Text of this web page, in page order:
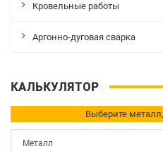
Кровельные работы
Аргонно-дуговая сварка
КАЛЬКУЛЯТОР
Выберите